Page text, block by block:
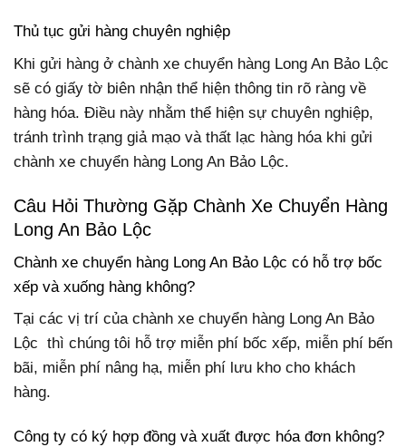
Thủ tục gửi hàng chuyên nghiệp
Khi gửi hàng ở chành xe chuyển hàng Long An Bảo Lộc
sẽ có giấy tờ biên nhận thể hiện thông tin rõ ràng về
hàng hóa. Điều này nhằm thể hiện sự chuyên nghiệp,
tránh trình trạng giả mạo và thất lạc hàng hóa khi gửi
chành xe chuyển hàng Long An Bảo Lộc.
Câu Hỏi Thường Gặp Chành Xe Chuyển Hàng
Long An Bảo Lộc
Chành xe chuyển hàng Long An Bảo Lộc có hỗ trợ bốc
xếp và xuống hàng không?
Tại các vị trí của chành xe chuyển hàng Long An Bảo
Lộc thì chúng tôi hỗ trợ miễn phí bốc xếp, miễn phí bến
bãi, miễn phí nâng hạ, miễn phí lưu kho cho khách
hàng.
Công ty có ký hợp đồng và xuất được hóa đơn không?